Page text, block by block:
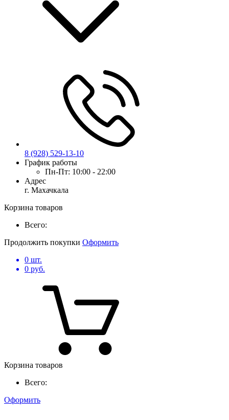
8 (928) 529-13-10
График работы
Пн-Пт: 10:00 - 22:00
Адрес
г. Махачкала
Корзина товаров
Всего:
Продолжить покупки Оформить
0 шт.
0 руб.
Корзина товаров
Всего:
Оформить